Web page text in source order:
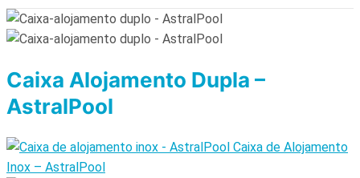
Caixa Alojamento Dupla –
AstralPool
Caixa de Alojamento
Inox – AstralPool